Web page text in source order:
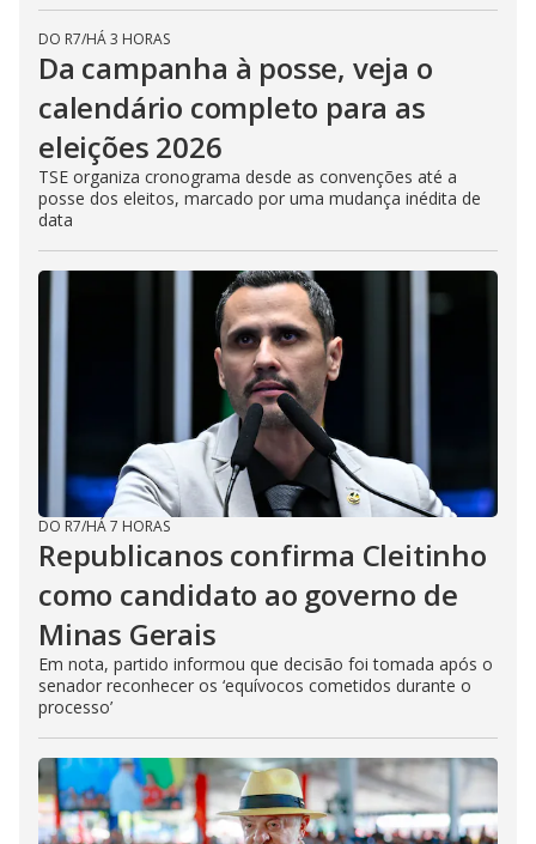
DO R7/HÁ 3 HORAS
Da campanha à posse, veja o
calendário completo para as
eleições 2026
TSE organiza cronograma desde as convenções até a
posse dos eleitos, marcado por uma mudança inédita de
data
DO R7/HÁ 7 HORAS
Republicanos confirma Cleitinho
como candidato ao governo de
Minas Gerais
Em nota, partido informou que decisão foi tomada após o
senador reconhecer os ‘equívocos cometidos durante o
processo’